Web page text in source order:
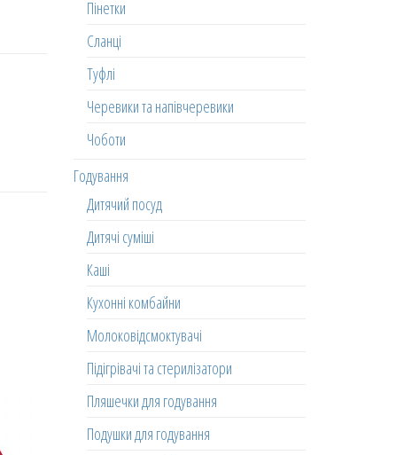
Пінетки
Сланці
Туфлі
Черевики та напівчеревики
Чоботи
Годування
Дитячий посуд
Дитячі суміші
Каші
Кухонні комбайни
Молоковідсмоктувачі
Підігрівачі та стерилізатори
Пляшечки для годування
Подушки для годування